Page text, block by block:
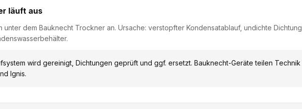
läuft aus
unter dem Bauknecht Trockner an. Ursache: verstopfter Kondensatablauf, undichte Dichtung
wird gereinigt, Dichtungen geprüft und ggf. ersetzt. Bauknecht-Geräte teilen Technik
Ignis.